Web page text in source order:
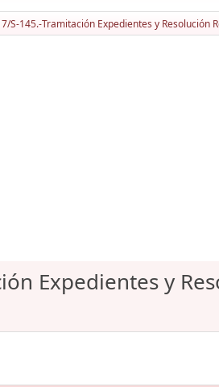
S-145.-Tramitación Expedientes y Resolución
Expedientes y